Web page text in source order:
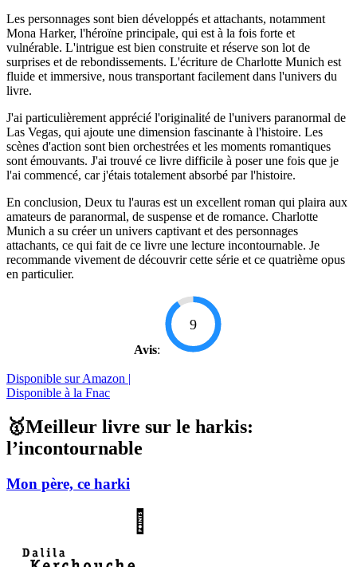
Les personnages sont bien développés et attachants, notamment
Mona Harker, l'héroïne principale, qui est à la fois forte et
vulnérable. L'intrigue est bien construite et réserve son lot de
surprises et de rebondissements. L'écriture de Charlotte Munich est
fluide et immersive, nous transportant facilement dans l'univers du
livre.
J'ai particulièrement apprécié l'originalité de l'univers paranormal de
Las Vegas, qui ajoute une dimension fascinante à l'histoire. Les
scènes d'action sont bien orchestrées et les moments romantiques
sont émouvants. J'ai trouvé ce livre difficile à poser une fois que je
l'ai commencé, car j'étais totalement absorbé par l'histoire.
En conclusion, Deux tu l'auras est un excellent roman qui plaira aux
amateurs de paranormal, de suspense et de romance. Charlotte
Munich a su créer un univers captivant et des personnages
attachants, ce qui fait de ce livre une lecture incontournable. Je
recommande vivement de découvrir cette série et ce quatrième opus
en particulier.
Avis:
9
Disponible sur Amazon |
Disponible à la Fnac
🥇Meilleur livre sur le harkis:
l’incontournable
Mon père, ce harki